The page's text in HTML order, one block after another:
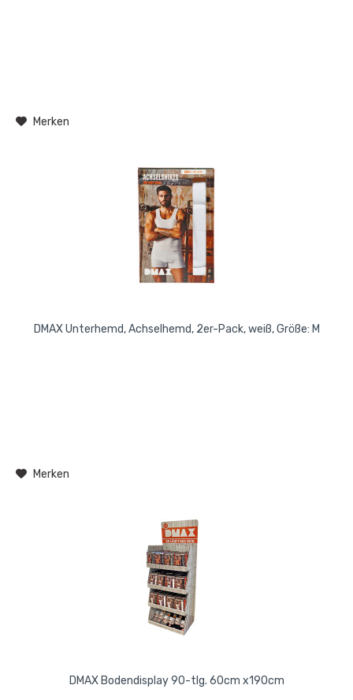
Merken
DMAX Unterhemd, Achselhemd, 2er-Pack, weiß, Größe: M
Merken
DMAX Bodendisplay 90-tlg. 60cm x190cm